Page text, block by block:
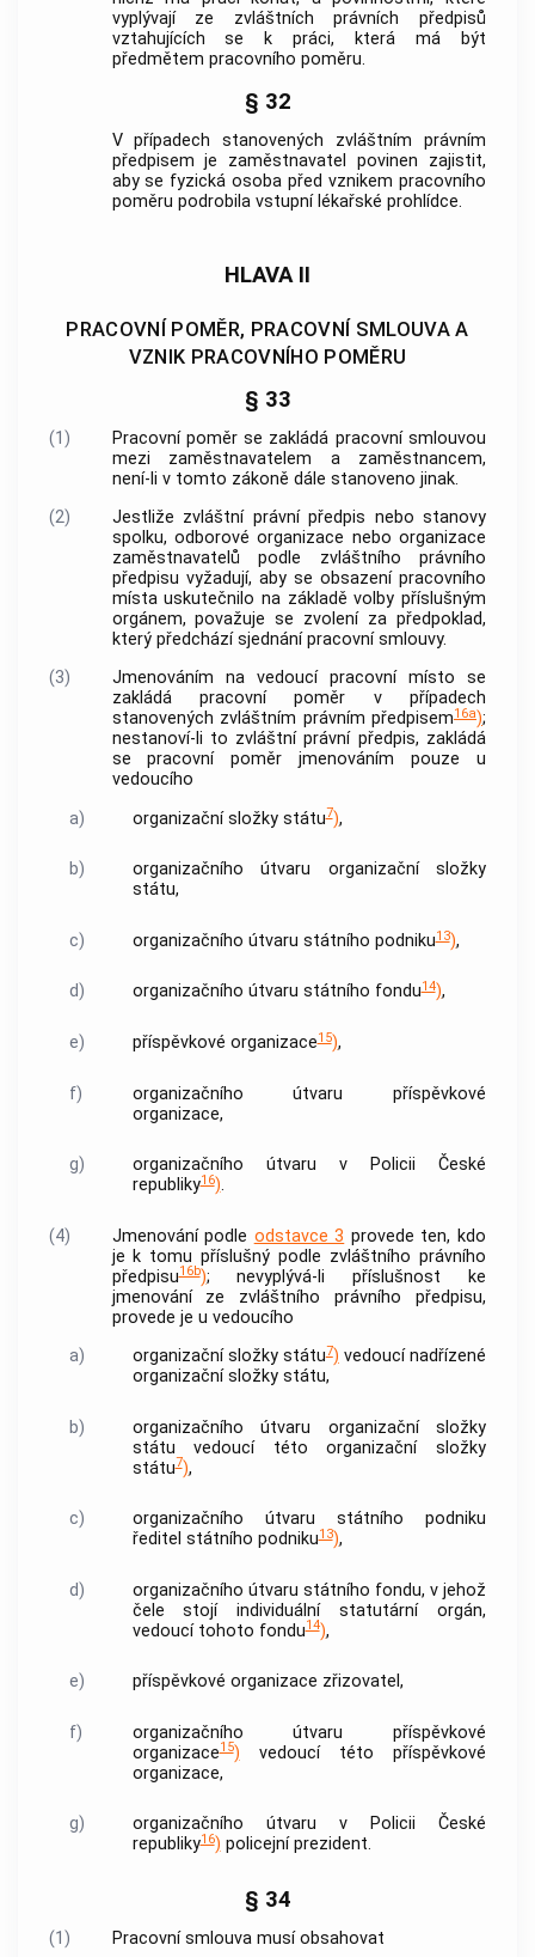
vyplývají ze zvláštních právních předpisů
vztahujících se k práci, která má být
předmětem pracovního poměru.
§ 32
V případech stanovených zvláštním právním
předpisem je zaměstnavatel
povinen zajistit,
aby se fyzická osoba před vznikem pracovního
poměru podrobila vstupní lékařské prohlídce.
HLAVA II
PRACOVNÍ POMĚR, PRACOVNÍ SMLOUVA A
VZNIK PRACOVNÍHO POMĚRU
§ 33
(1)
Pracovní poměr se zakládá pracovní smlouvou
mezi zaměstnavatelem a zaměstnancem,
není-li v tomto zákoně dále stanoveno jinak.
(2)
Jestliže zvláštní právní předpis nebo stanovy
spolku, odborové organizace nebo organizace
zaměstnavatelů podle zvláštního právního
předpisu vyžadují, aby se obsazení pracovního
místa uskutečnilo na základě volby příslušným
orgánem, považuje se zvolení za předpoklad,
který předchází sjednání pracovní smlouvy.
(3)
Jmenováním na vedoucí pracovní místo se
zakládá pracovní poměr v případech
stanovených zvláštním právním předpisem16a);
nestanoví-li to zvláštní právní předpis, zakládá
se pracovní poměr jmenováním pouze u
vedoucího
a)
organizační složky státu7),
b)
organizačního útvaru organizační složky
státu,
c) organizačního útvaru státního podniku13),
d) organizačního útvaru státního fondu14),
e) příspěvkové organizace15),
f)
organizačního útvaru příspěvkové
organizace,
g) organizačního útvaru v Policii České
republiky16).
(4) Jmenování podle odstavce 3 provede ten, kdo
je k tomu příslušný podle zvláštního právního
předpisu16b); nevyplývá-li příslušnost ke
jmenování ze zvláštního právního předpisu,
provede je u vedoucího
a)
organizační složky státu7) vedoucí nadřízené
organizační složky státu,
b)
organizačního útvaru organizační složky
státu vedoucí této organizační složky
státu7),
c)
organizačního útvaru státního podniku
ředitel státního podniku13),
d)
organizačního útvaru státního fondu, v jehož
čele stojí individuální statutární orgán,
vedoucí tohoto fondu14),
e) příspěvkové organizace zřizovatel,
f)
organizačního útvaru příspěvkové
organizace15) vedoucí této příspěvkové
organizace,
g) organizačního útvaru v Policii České
republiky16) policejní prezident.
§ 34
(1)
Pracovní smlouva musí obsahovat